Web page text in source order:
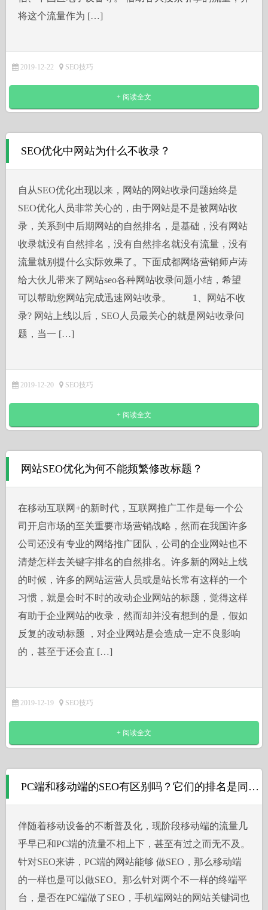
将这个流量作为 […]
2019-12-22 SEO技巧
+ 阅读全文
SEO优化中网站为什么不收录？
自从SEO优化出现以来，网站的网站收录问题始终是
SEO优化人员非常关心的，由于网站是不是被网站收
录，关系到中后期网站的自然排名，是基础，没有网站
收录就没有自然排名，没有自然排名就没有流量，没有
流量就别提什么实际效果了。下面成都网络营销师卢涛
给大伙儿带来了网站seo各种网站收录问题小结，希望
可以帮助您网站完成迅速网站收录。 1、网站不收
录? 网站上线以后，SEO人员最关心的就是网站收录问
题，当一 […]
2019-12-20 SEO技巧
+ 阅读全文
网站SEO优化为何不能频繁修改标题？
在移动互联网+的新时代，互联网推广工作是每一个公
司开启市场的至关重要市场营销战略，然而在我国许多
公司还没有专业的网络推广团队，公司的企业网站也不
清楚怎样去关键字排名的自然排名。许多新的网站上线
的时候，许多的网站运营人员或是站长常有这样的一个
习惯，就是会时不时的改动企业网站的标题，觉得这样
有助于企业网站的收录，然而却并没有想到的是，假如
反复的改动标题 ，对企业网站是会造成一定不良影响
的，甚至于还会直 […]
2019-12-19 SEO技巧
+ 阅读全文
PC端和移动端的SEO有区别吗？它们的排名是同步的吗？
伴随着移动设备的不断普及化，现阶段移动端的流量几
乎早已和PC端的流量不相上下，甚至有过之而无不及。
针对SEO来讲，PC端的网站能够 做SEO，那么移动端
的一样也是可以做SEO。那么针对两个不一样的终端平
台，是否在PC端做了SEO，手机端网站的网站关键词也